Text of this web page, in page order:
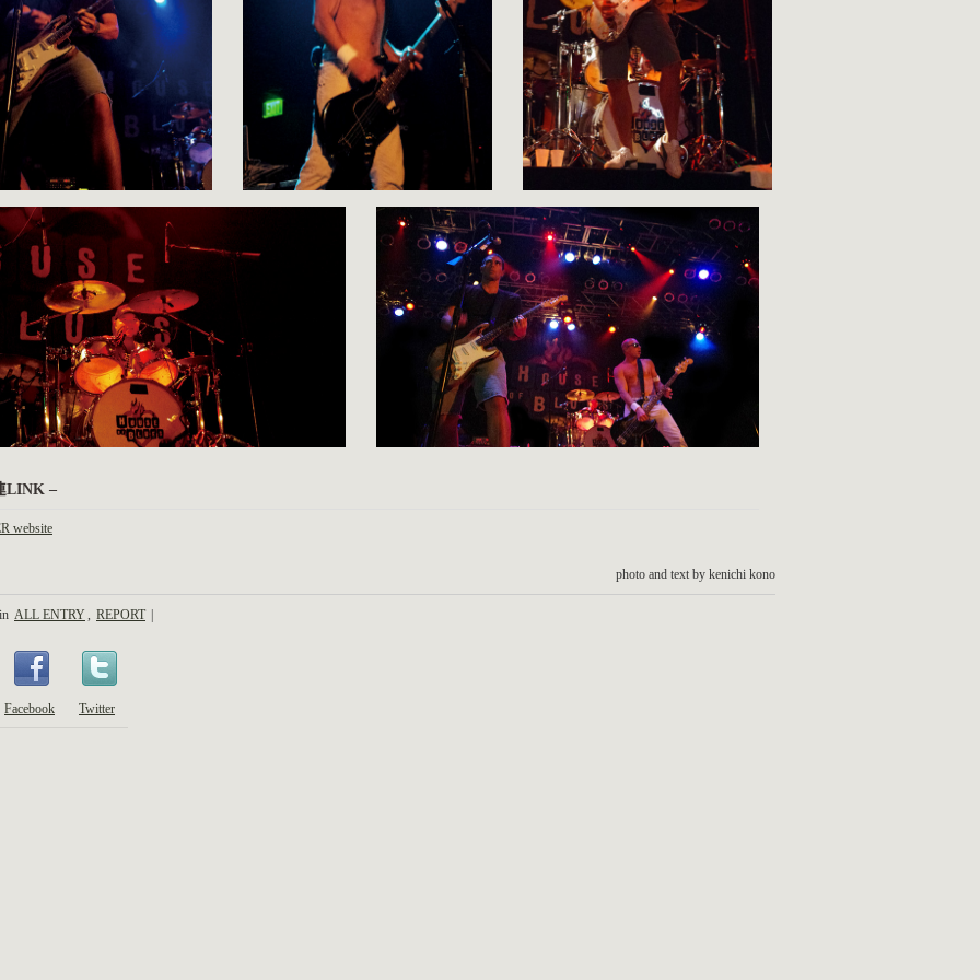
LINK –
website
photo and text by kenichi kono
ALL ENTRY, REPORT
Facebook Twitter